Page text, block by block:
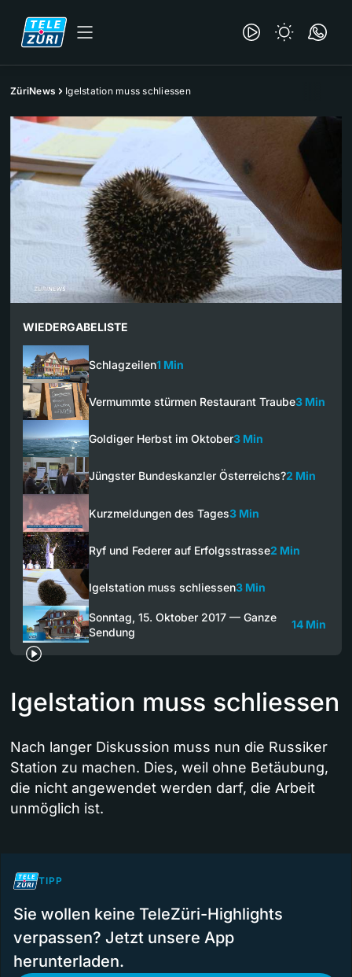
ZüriNews Igelstation muss schliessen
WIEDERGABELISTE
Schlagzeilen1 Min
Vermummte stürmen Restaurant Traube3 Min
Goldiger Herbst im Oktober3 Min
Jüngster Bundeskanzler Österreichs?2 Min
Kurzmeldungen des Tages3 Min
Ryf und Federer auf Erfolgsstrasse2 Min
Igelstation muss schliessen3 Min
Sonntag, 15. Oktober 2017 — Ganze
Sendung
14 Min
Igelstation muss schliessen
Nach langer Diskussion muss nun die Russiker
Station zu machen. Dies, weil ohne Betäubung,
die nicht angewendet werden darf, die Arbeit
unmöglich ist.
TIPP
Sie wollen keine TeleZüri-Highlights
verpassen? Jetzt unsere App
herunterladen.